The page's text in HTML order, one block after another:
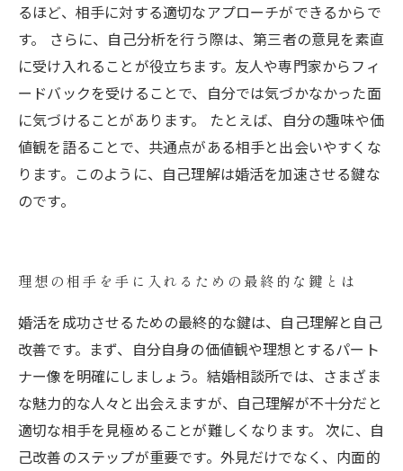
るほど、相手に対する適切なアプローチができるからで
す。 さらに、自己分析を行う際は、第三者の意見を素直
に受け入れることが役立ちます。友人や専門家からフィ
ードバックを受けることで、自分では気づかなかった面
に気づけることがあります。 たとえば、自分の趣味や価
値観を語ることで、共通点がある相手と出会いやすくな
ります。このように、自己理解は婚活を加速させる鍵な
のです。
理想の相手を手に入れるための最終的な鍵とは
婚活を成功させるための最終的な鍵は、自己理解と自己
改善です。まず、自分自身の価値観や理想とするパート
ナー像を明確にしましょう。結婚相談所では、さまざま
な魅力的な人々と出会えますが、自己理解が不十分だと
適切な相手を見極めることが難しくなります。 次に、自
己改善のステップが重要です。外見だけでなく、内面的